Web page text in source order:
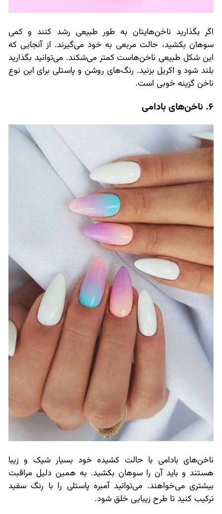
اگر بگذارید ناخن‌هایتان به طور طبیعی رشد کنند و کمی
سوهان بکشید، حالت مربعی به خود می‌گیرند. از آنجایی که
این شکل طبیعی ناخن‌هاست کمتر می‌شکند. می‌توانید بگذارید
بلند شود و اکریل بزنید. رنگ‌های روشن و پاستلی برای این نوع
ناخن گزینه خوبی است.
6. ناخن‌های بادامی
ناخن‌های بادامی با حالت کشیده خود بسیار شیک و زیبا
هستند و باید آن را سوهان بکشید. به همین دلیل مراقبت
بیشتری می‌خواهند. می‌توانید آمبره پاستلی را با رنگ سفید
ترکیب کنید تا طرح زیبایی خلق شود.